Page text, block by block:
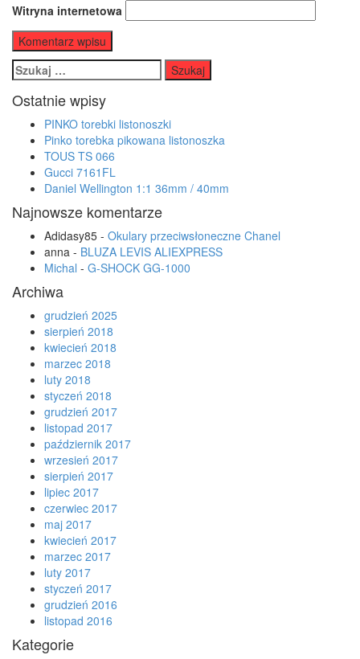
Witryna internetowa
Szukaj:
Ostatnie wpisy
PINKO torebki listonoszki
Pinko torebka pikowana listonoszka
TOUS TS 066
Gucci 7161FL
Daniel Wellington 1:1 36mm / 40mm
Najnowsze komentarze
Adidasy85 - Okulary przeciwsłoneczne Chanel
anna - BLUZA LEVIS ALIEXPRESS
Michal - G-SHOCK GG-1000
Archiwa
grudzień 2025
sierpień 2018
kwiecień 2018
marzec 2018
luty 2018
styczeń 2018
grudzień 2017
listopad 2017
październik 2017
wrzesień 2017
sierpień 2017
lipiec 2017
czerwiec 2017
maj 2017
kwiecień 2017
marzec 2017
luty 2017
styczeń 2017
grudzień 2016
listopad 2016
Kategorie